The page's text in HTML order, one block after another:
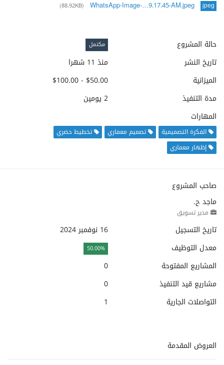
jpeg
WhatsApp-Image-…9.17.45-AM.jpeg
(88.92KB)
حالة المشروع مكتمل
تاريخ النشر
منذ 11 شهرا
الميزانية
$50.00 - $100.00
مدة التنفيذ
2 يومين
المهارات
الفكرة التصميمية تصميم معماري
تخطيط حضري
إظهار معماري
صاحب المشروع
ماجد ح.
مدير تسويق
تاريخ التسجيل
16 نوفمبر 2024
معدل التوظيف
50.00%
المشاريع المفتوحة
0
مشاريع قيد التنفيذ
0
التواصلات الجارية
1
العروض المقدمة